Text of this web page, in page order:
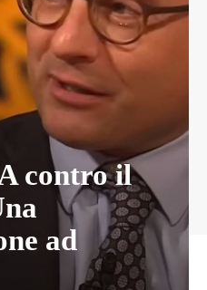
contro il
ad